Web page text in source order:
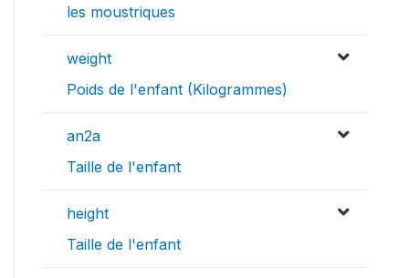
les moustriques
weight
Poids de l'enfant (Kilogrammes)
an2a
Taille de l'enfant
height
Taille de l'enfant